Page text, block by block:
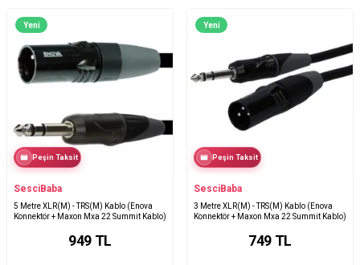
Yeni
Peşin Taksit
SesciBaba
5 Metre XLR(M) - TRS(M) Kablo (Enova
Konnektör + Maxon Mxa 22 Summit Kablo)
949 TL
Yeni
Peşin Taksit
SesciBaba
3 Metre XLR(M) - TRS(M) Kablo (Enova
Konnektör + Maxon Mxa 22 Summit Kablo)
749 TL